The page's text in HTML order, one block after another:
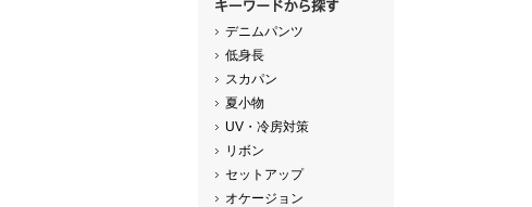
デニムパンツ
低身長
スカパン
夏小物
UV・冷房対策
リボン
セットアップ
オケージョン